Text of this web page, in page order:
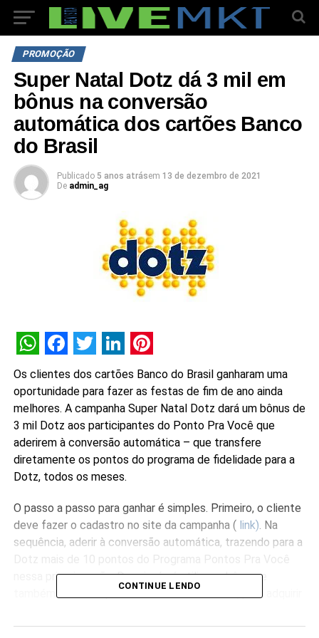
PROMOÇÃO
Super Natal Dotz dá 3 mil em
bônus na conversão
automática dos cartões Banco
do Brasil
Publicado 5 anos atrásem 13 de dezembro de 2021
De admin_ag
WhatsApp
Facebook
Twitter
LinkedIn
Pinterest
Os clientes dos cartões Banco do Brasil ganharam uma
oportunidade para fazer as festas de fim de ano ainda
melhores. A campanha Super Natal Dotz dará um bônus de
3 mil Dotz aos participantes do Ponto Pra Você que
aderirem à conversão automática – que transfere
diretamente os pontos do programa de fidelidade para a
Dotz, todos os meses.
O passo a passo para ganhar é simples. Primeiro, o cliente
deve fazer o cadastro no site da campanha ( link) . Na
sequência, aderir à conversão automática, trazendo para a
Dotz mais de 10 pontos do Programa Pontos Pra Você
nessa primeira ação. Depois, é só utilizar o bônus, e
também os Dotz que continuará acumulando, para adquirir
hospedagens ou mesmo trocar por dinheiro na Conta
CONTINUE LENDO